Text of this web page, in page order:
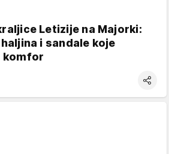
Letizije na Majorki:
i sandale koje
komfor